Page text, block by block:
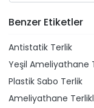
Benzer Etiketler
Antistatik Terlik
Yeşil Ameliyathane
Plastik Sabo Terlik
Ameliyathane